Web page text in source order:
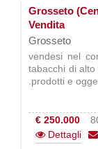
Grosseto
Vendita
Grosseto
vendesi nel
tabacchi di
.prodotti e
€ 250.000
Dettagli